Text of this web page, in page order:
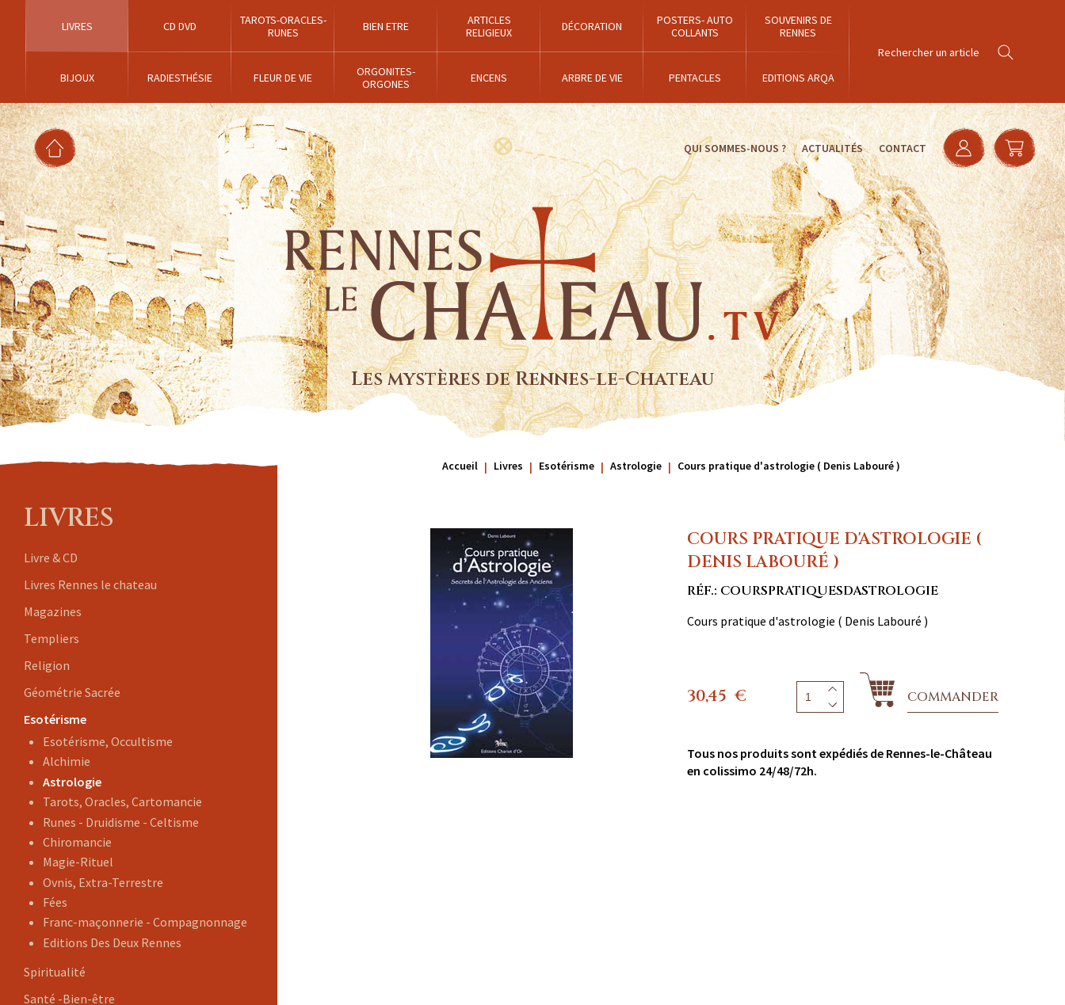
LIVRES CD DVD
TAROTS-ORACLES-
RUNES
BIEN ETRE
ARTICLES
RELIGIEUX
DÉCORATION
POSTERS- AUTO
COLLANTS
SOUVENIRS DE
RENNES
BIJOUX RADIESTHÉSIE FLEUR DE VIE
ORGONITES-
ORGONES
ENCENS ARBRE DE VIE PENTACLES EDITIONS ARQA
QUI SOMMES-NOUS ? ACTUALITÉS CONTACT
Les mystères de Rennes-le-Chateau
LIVRES
Livre & CD
Livres Rennes le chateau
Magazines
Templiers
Religion
Géométrie Sacrée
Esotérisme
Esotérisme, Occultisme
Alchimie
Astrologie
Tarots, Oracles, Cartomancie
Runes - Druidisme - Celtisme
Chiromancie
Magie-Rituel
Ovnis, Extra-Terrestre
Fées
Franc-maçonnerie - Compagnonnage
Editions Des Deux Rennes
Spiritualité
Santé -Bien-être
Accueil Livres Esotérisme Astrologie Cours pratique d'astrologie ( Denis Labouré )
COURS PRATIQUE D'ASTROLOGIE (
DENIS LABOURÉ )
RÉF.: COURSPRATIQUESDASTROLOGIE
Cours pratique d'astrologie ( Denis Labouré )
30,45 € COMMANDER
Tous nos produits sont expédiés de Rennes-le-Château
en colissimo 24/48/72h.